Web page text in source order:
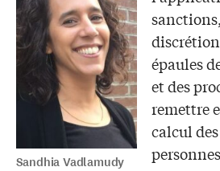
Sandhia Vadlamudy
épaules
et des
remettre
calcul